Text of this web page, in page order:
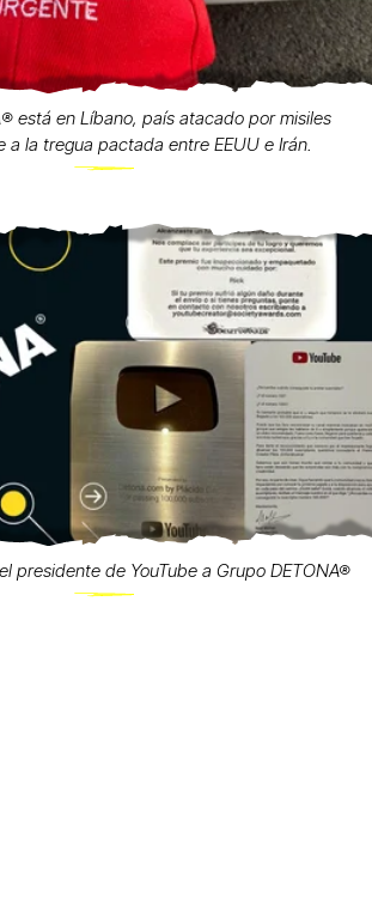
está en Líbano, país atacado por misiles
a la tregua pactada entre EEUU e Irán.
presidente de YouTube a Grupo DETONA®